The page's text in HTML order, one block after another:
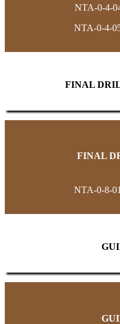
NTA-0-4-
NTA-0-4-
FINAL
FINAL
NTA-0-8-